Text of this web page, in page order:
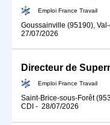
Emploi France Travail
Goussainville (95190),
27/07/2026
Emploi France Travail
Saint-Brice-sous-Forêt
CDI - 28/07/2026